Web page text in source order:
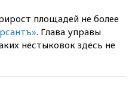
площадей не более
. Глава управы
нестыковок здесь не